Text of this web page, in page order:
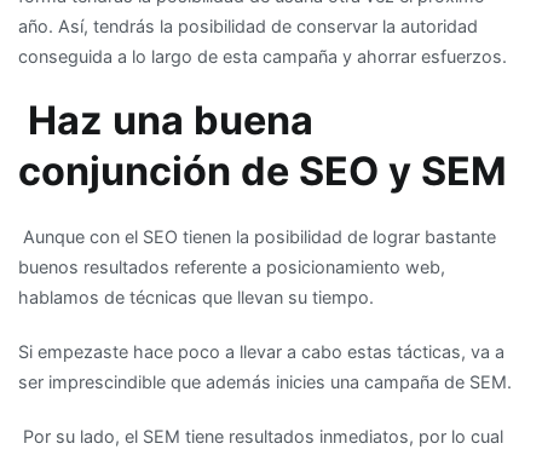
año. Así, tendrás la posibilidad de conservar la autoridad
conseguida a lo largo de esta campaña y ahorrar esfuerzos.
Haz una buena
conjunción de SEO y SEM
Aunque con el SEO tienen la posibilidad de lograr bastante
buenos resultados referente a posicionamiento web,
hablamos de técnicas que llevan su tiempo.
Si empezaste hace poco a llevar a cabo estas tácticas, va a
ser imprescindible que además inicies una campaña de SEM.
Por su lado, el SEM tiene resultados inmediatos, por lo cual